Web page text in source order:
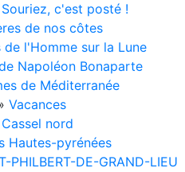
c'est posté !
de nos côtes
de l'Homme sur la Lune
Napoléon Bonaparte
de Méditerranée
Vacances
Cassel nord
Hautes-pyrénées
PHILBERT-DE-GRAND-LIEU